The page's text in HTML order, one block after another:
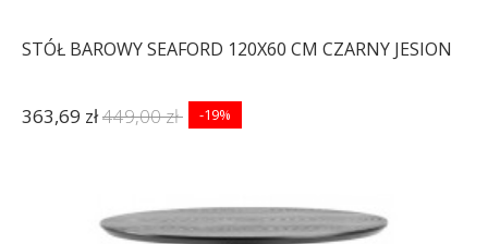
STÓŁ BAROWY SEAFORD 120X60 CM CZARNY JESION
363,69 zł449,00 zł -19%